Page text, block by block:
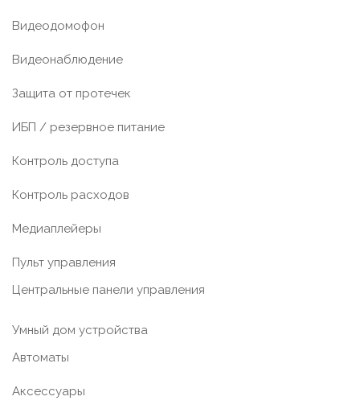
Видеодомофон
Видеонаблюдение
Защита от протечек
ИБП / резервное питание
Контроль доступа
Контроль расходов
Медиаплейеры
Пульт управления
Центральные панели управления
Умный дом устройства
Автоматы
Аксессуары